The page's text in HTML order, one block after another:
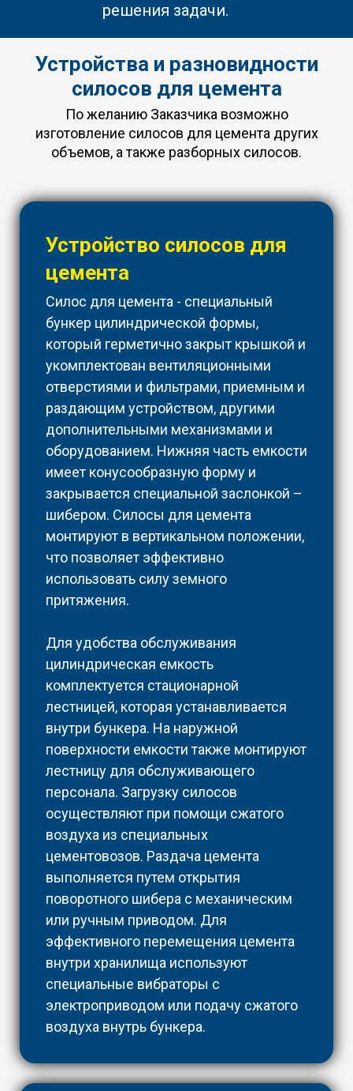
решения задачи.
Устройства и разновидности
силосов для цемента
По желанию Заказчика возможно
изготовление силосов для цемента других
объемов, а также разборных силосов.
Устройство силосов для
цемента
Силос для цемента - специальный
бункер цилиндрической формы,
который герметично закрыт крышкой и
укомплектован вентиляционными
отверстиями и фильтрами, приемным и
раздающим устройством, другими
дополнительными механизмами и
оборудованием. Нижняя часть емкости
имеет конусообразную форму и
закрывается специальной заслонкой –
шибером. Силосы для цемента
монтируют в вертикальном положении,
что позволяет эффективно
использовать силу земного
притяжения.
Для удобства обслуживания
цилиндрическая емкость
комплектуется стационарной
лестницей, которая устанавливается
внутри бункера. На наружной
поверхности емкости также монтируют
лестницу для обслуживающего
персонала. Загрузку силосов
осуществляют при помощи сжатого
воздуха из специальных
цементовозов. Раздача цемента
выполняется путем открытия
поворотного шибера с механическим
или ручным приводом. Для
эффективного перемещения цемента
внутри хранилища используют
специальные вибраторы с
электроприводом или подачу сжатого
воздуха внутрь бункера.